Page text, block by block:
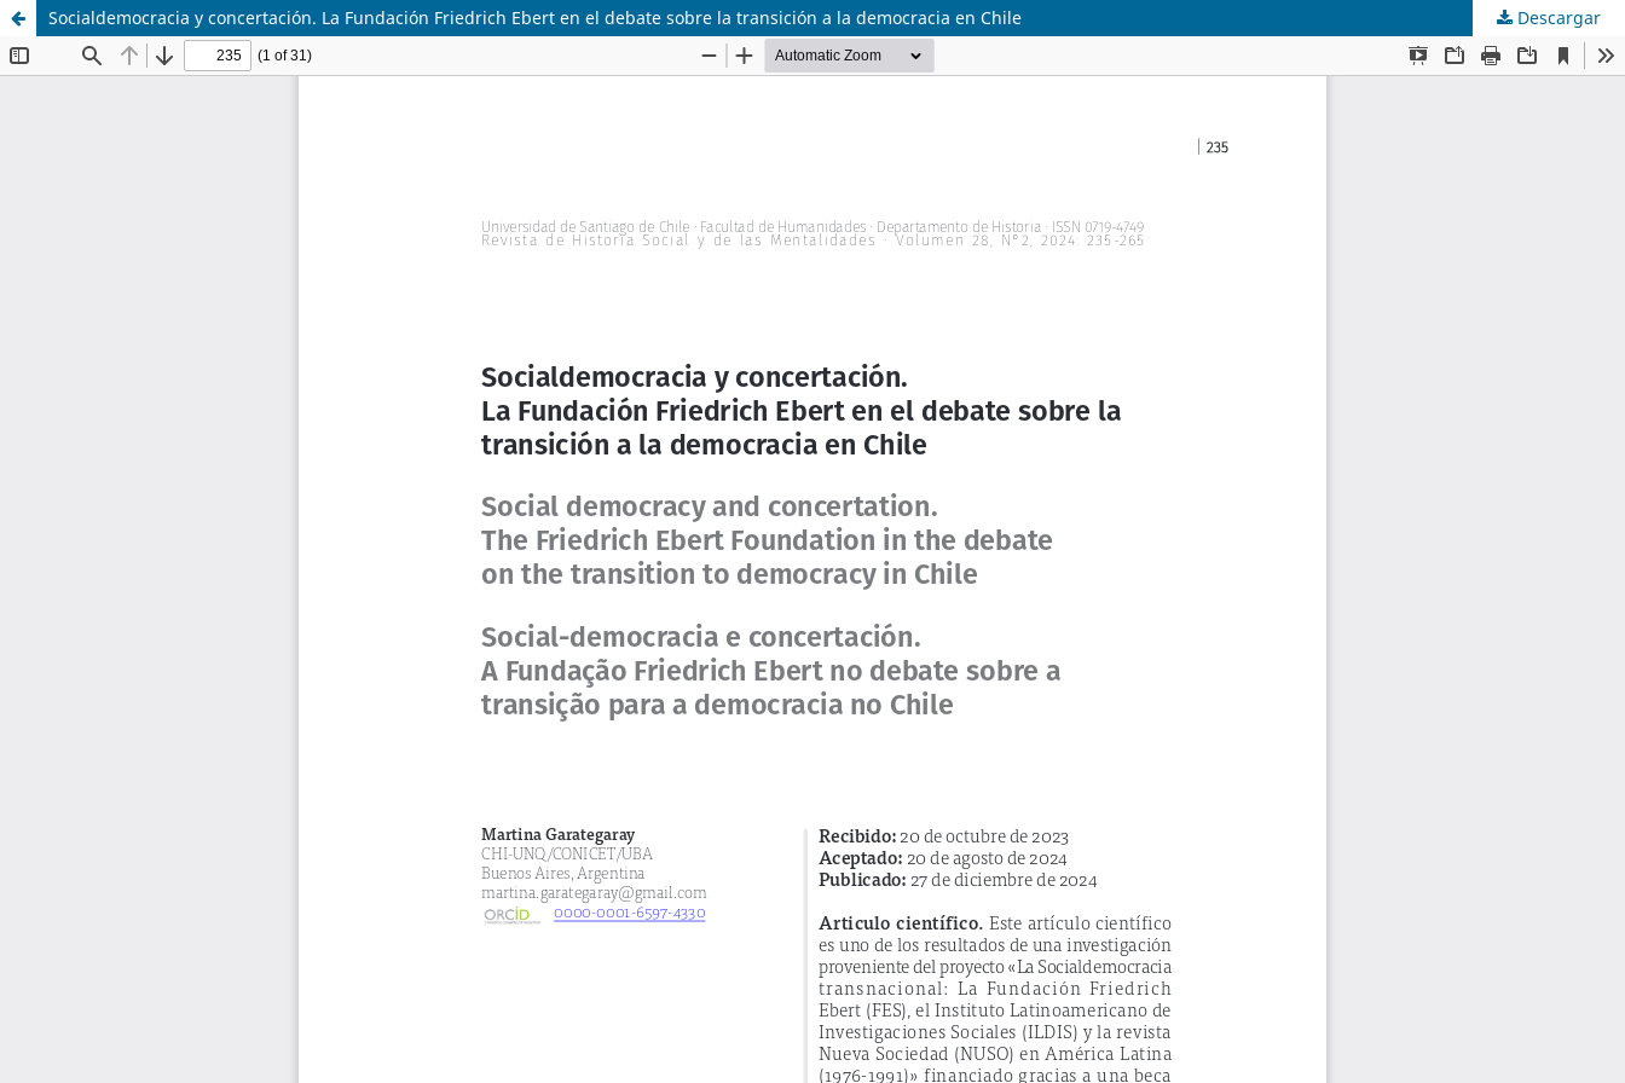
Socialdemocracia y concertación. La Fundación Friedrich Ebert en el debate sobre la transición a la democracia en Chile Descargar